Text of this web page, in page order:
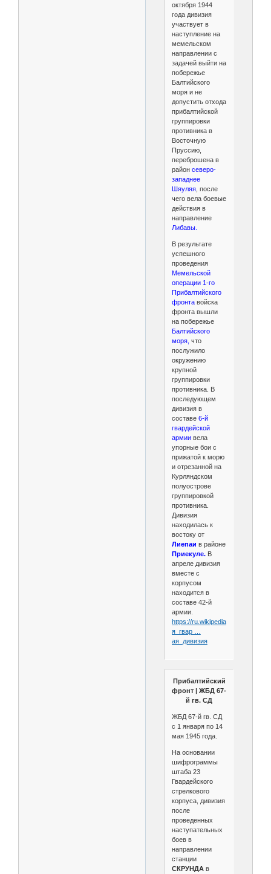
октября 1944
года дивизия
участвует в
наступление на
мемельском
направлении с
задачей выйти на
побережье
Балтийского
моря и не
допустить отхода
прибалтийской
группировки
противника в
Восточную
Пруссию,
переброшена в
район северо-
западнее
Шяуляя, после
чего вела боевые
действия в
направление
Либавы.
В результате
успешного
проведения
Мемельской
операции 1-го
Прибалтийского
фронта войска
фронта вышли
на побережье
Балтийского
моря, что
послужило
окружению
крупной
группировки
противника. В
последующем
дивизия в
составе 6-й
гвардейской
армиивела
упорные бои с
прижатой к морю
и отрезанной на
Курляндском
полуострове
группировкой
противника.
Дивизия
находилась к
востоку от
Лиепаи в районе
Приекуле. В
апреле дивизия
вместе с
корпусом
находится в
составе 42-й
армии.
https://ru.wikipedia.org/wiki/67-
я_гвар …
ая_дивизия
Прибалтийский
фронт | ЖБД 67-
й гв. СД
ЖБД 67-й гв. СД
с 1 января по 14
мая 1945 года.
На основании
шифрограммы
штаба 23
Гвардейского
стрелкового
корпуса, дивизия
после
проведенных
наступательных
боев в
направлении
станции
СКРУНДАв